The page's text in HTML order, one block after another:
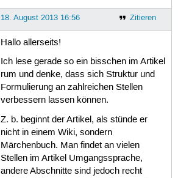
Zitieren
18. August 2013 16:56
Hallo allerseits!
Ich lese gerade so ein bisschen im Artikel
rum und denke, dass sich Struktur und
Formulierung an zahlreichen Stellen
verbessern lassen können.
Z. b. beginnt der Artikel, als stünde er
nicht in einem Wiki, sondern
Märchenbuch. Man findet an vielen
Stellen im Artikel Umgangssprache,
andere Abschnitte sind jedoch recht